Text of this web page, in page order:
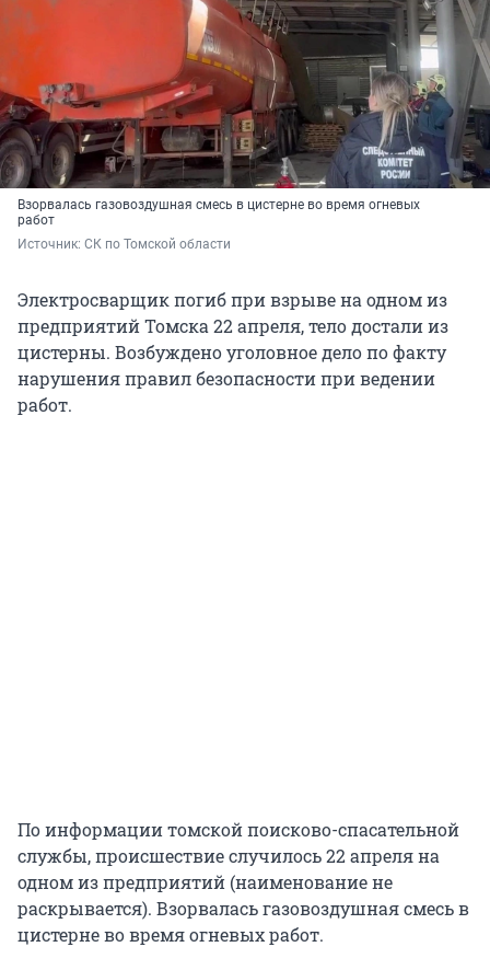
Взорвалась газовоздушная смесь в цистерне во время огневых
работ
Источник: СК по Томской области
Электросварщик погиб при взрыве на одном из
предприятий Томска 22 апреля, тело достали из
цистерны. Возбуждено уголовное дело по факту
нарушения правил безопасности при ведении
работ.
По информации томской поисково-спасательной
службы, происшествие случилось 22 апреля на
одном из предприятий (наименование не
раскрывается). Взорвалась газовоздушная смесь в
цистерне во время огневых работ.